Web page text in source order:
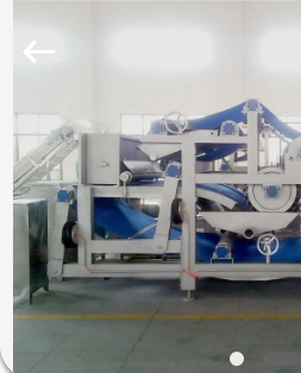
HUIS
PRODUCTEN
VIDEOS
VR-
Rights